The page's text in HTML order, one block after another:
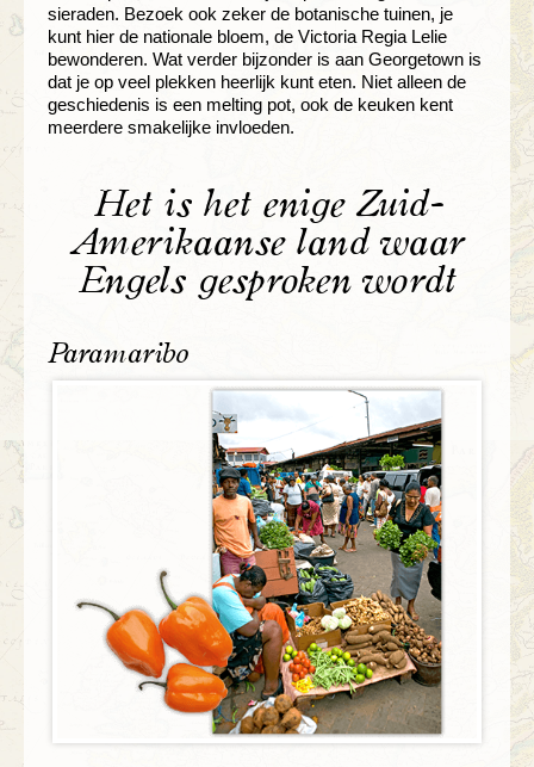
sieraden. Bezoek ook zeker de botanische tuinen, je
kunt hier de nationale bloem, de Victoria Regia Lelie
bewonderen. Wat verder bijzonder is aan Georgetown is
dat je op veel plekken heerlijk kunt eten. Niet alleen de
geschiedenis is een melting pot, ook de keuken kent
meerdere smakelijke invloeden.
Het is het enige Zuid-
Amerikaanse land waar
Engels gesproken wordt
Paramaribo